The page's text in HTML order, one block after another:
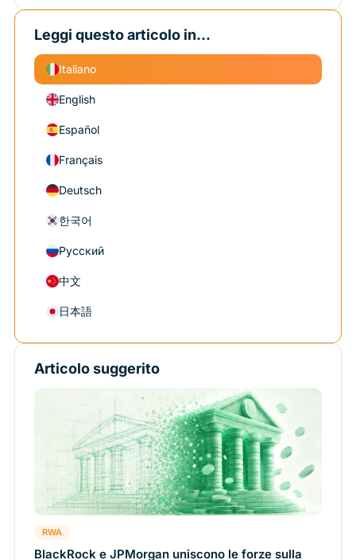
Leggi questo articolo in...
Italiano
English
Español
Français
Deutsch
한국어
Русский
中文
日本語
Articolo suggerito
RWA
BlackRock e JPMorgan uniscono le forze sulla